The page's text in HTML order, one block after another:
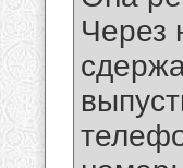
Через